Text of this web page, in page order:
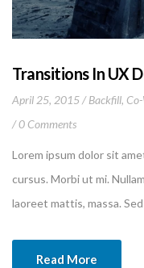
Transitions In UX
April 25, 2015 Backfill,
0 Comments
Lorem ipsum dolor sit
cursus. Morbi ut mi.
laoreet mattis, massa.
Read More